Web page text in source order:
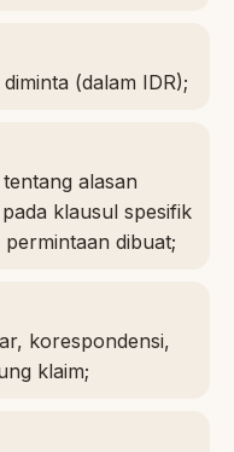
(dalam IDR);
alasan
klausul spesifik
dibuat;
korespondensi,
klaim;